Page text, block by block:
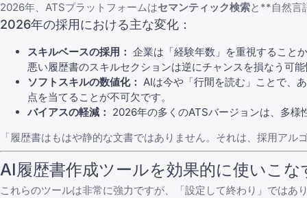
2026年、ATSプラットフォームはセマンティック検索と**自然言
2026年の採用における主な変化：
スキルベースの採用： 企業は「経験年数」を重視すること
悪い履歴書のスキルセクションは逆にチャンスを損なう可
ソフトスキルの数値化： AIは今や「行間を読む」ことで、
点を当てることが不可欠です。
バイアスの軽減： 2026年の多くのATSバージョンは、多様
「履歴書はもはや静的な文書ではありません。それは、採用ア
AI履歴書作成ツールを効果的に使いこ
これらのツールは非常に強力ですが、「設定して終わり」では